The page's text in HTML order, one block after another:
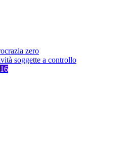
zero
soggette a controllo
16